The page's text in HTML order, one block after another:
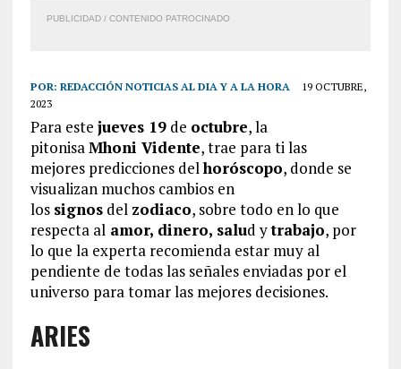
PUBLICIDAD / CONTENIDO PATROCINADO
POR: REDACCIÓN NOTICIAS AL DIA Y A LA HORA
19 OCTUBRE,
2023
Para este jueves 19de octubre, la
pitonisaMhoni Vidente, trae para ti las
mejores predicciones delhoróscopo, donde se
visualizan muchos cambios en
los signosdel zodiaco, sobre todo en lo que
respecta alamor, dinero, salud ytrabajo, por
lo que la experta recomienda estar muy al
pendiente de todas las señales enviadas por el
universo para tomar las mejores decisiones.
ARIES